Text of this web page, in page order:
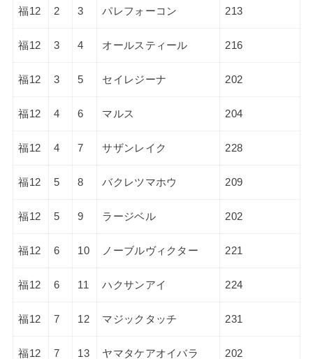
福12 2 3 パレフォーコン 213
福12 3 4 オールスティール 216
福12 3 5 セイレジーナ 202
福12 4 6 マルス 204
福12 4 7 サザンレイク 228
福12 5 8 バクレツマホウ 209
福12 5 9 ラージベル 202
福12 6 10 ノーブルヴィクター 221
福12 6 11 ハクサンアイ 224
福12 7 12 マジックタッチ 231
福12 7 13 ヤマタケアオイバラ 202